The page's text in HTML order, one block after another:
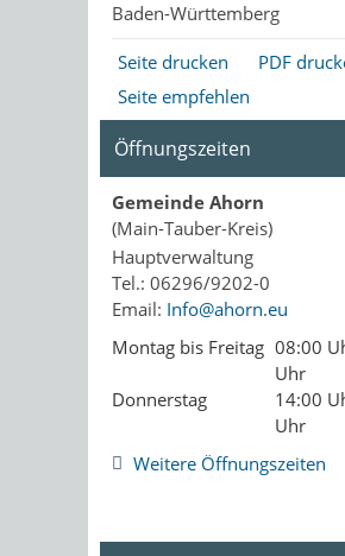
Baden-Württemberg
Seite drucken
PDF
Seite empfehlen
Öffnungszeiten
Gemeinde Ahorn
(Main-Tauber-Kreis)
Hauptverwaltung
Tel.: 06296/9202-0
Email: Info@ahorn.eu
Montag bis Freitag 08:00
Uhr
Donnerstag
14:00
Uhr
Weitere Öffnungszeiten